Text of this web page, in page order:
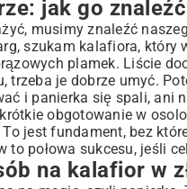
jak go
musimy znaleźć
szukam kalafiora,
plamek. Liście
trzeba je dobrze umyć.
i panierka się spali, ani
obgotowanie w
jest fundament, bez
to połowa sukcesu, jeśli
na kalafior w